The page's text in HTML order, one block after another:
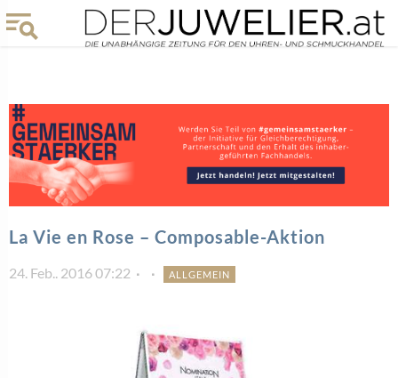
La Vie en Rose – Composable-Aktion
24. Feb.. 2016 07:22 ALLGEMEIN